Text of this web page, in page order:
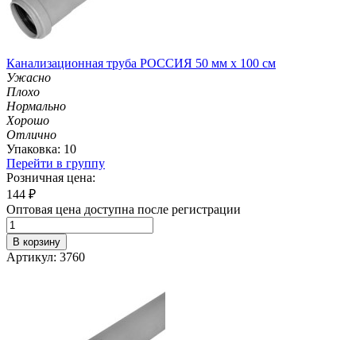
Канализационная труба РОССИЯ 50 мм х 100 см
Ужасно
Плохо
Нормально
Хорошо
Отлично
Упаковка: 10
Перейти в группу
Розничная цена:
144 ₽
Оптовая цена доступна после регистрации
В корзину
Артикул: 3760